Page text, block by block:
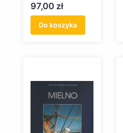
Zachodniego w
pierwszej połowie
XX wieku. Część 2
Cena
97,00 zł
Do koszyka